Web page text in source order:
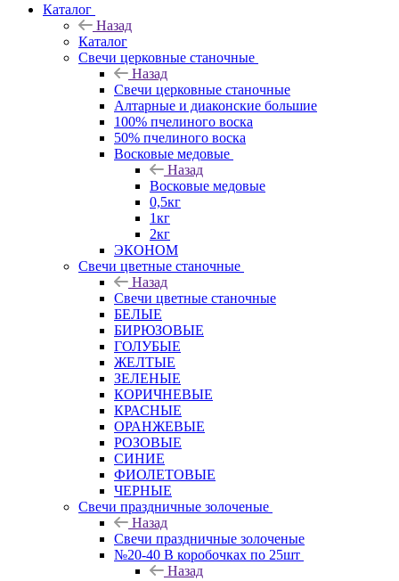
Каталог
Назад
Каталог
Свечи церковные станочные
Назад
Свечи церковные станочные
Алтарные и диаконские большие
100% пчелиного воска
50% пчелиного воска
Восковые медовые
Назад
Восковые медовые
0,5кг
1кг
2кг
ЭКОНОМ
Свечи цветные станочные
Назад
Свечи цветные станочные
БЕЛЫЕ
БИРЮЗОВЫЕ
ГОЛУБЫЕ
ЖЕЛТЫЕ
ЗЕЛЕНЫЕ
КОРИЧНЕВЫЕ
КРАСНЫЕ
ОРАНЖЕВЫЕ
РОЗОВЫЕ
СИНИЕ
ФИОЛЕТОВЫЕ
ЧЕРНЫЕ
Свечи праздничные золоченые
Назад
Свечи праздничные золоченые
№20-40 В коробочках по 25шт
Назад